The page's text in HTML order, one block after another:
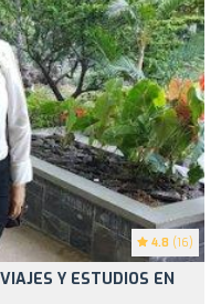
4.8 (16)
Y ESTUDIOS EN